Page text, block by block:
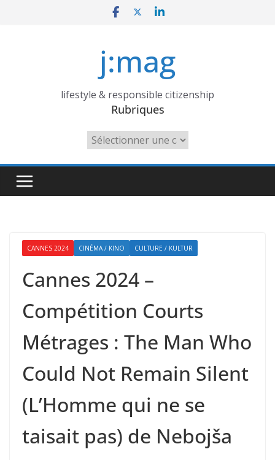
j:mag
lifestyle & responsible citizenship
Rubriques
Rubriques
CANNES 2024 CINÉMA / KINO CULTURE / KULTUR
Cannes 2024 –
Compétition Courts
Métrages : The Man Who
Could Not Remain Silent
(L’Homme qui ne se
taisait pas) de Nebojša